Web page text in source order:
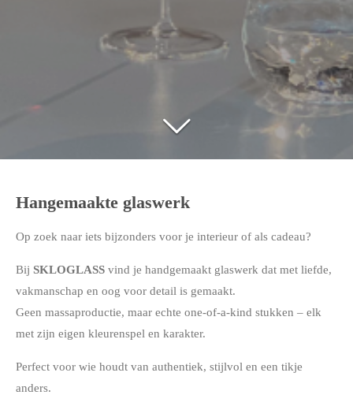
Hangemaakte glaswerk
Op zoek naar iets bijzonders voor je interieur of als cadeau?
Bij SKLOGLASS vind je handgemaakt glaswerk dat met liefde,
vakmanschap en oog voor detail is gemaakt.
Geen massaproductie, maar echte one-of-a-kind stukken – elk
met zijn eigen kleurenspel en karakter.
Perfect voor wie houdt van authentiek, stijlvol en een tikje
anders.